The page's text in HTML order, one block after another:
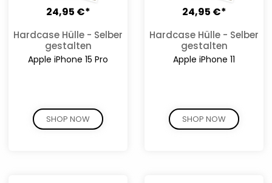
24,95 €*
Hardcase Hülle - Selber
gestalten
Apple iPhone 15 Pro
SHOP NOW
24,95 €*
Hardcase Hülle - Selber
gestalten
Apple iPhone 11
SHOP NOW